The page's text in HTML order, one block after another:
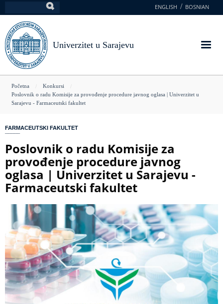
na
glavni
sadržaj
ENGLISH BOSNIAN
Univerzitet u Sarajevu
You
are
Početna
Konkursi
Poslovnik o radu Komisije za provođenje procedure javnog oglasa | Univerzitet u
Sarajevu - Farmaceutski fakultet
FARMACEUTSKI FAKULTET
Poslovnik o radu Komisije za
provođenje procedure javnog
oglasa | Univerzitet u Sarajevu -
Farmaceutski fakultet